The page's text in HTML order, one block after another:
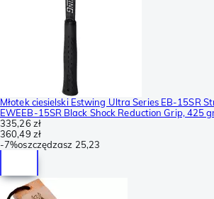
Młotek ciesielski Estwing Ultra Series EB-15SR
EWEEB-15SR Black Shock Reduction Grip, 425
335,26 zł
360,49 zł
-7%oszczędzasz 25,23